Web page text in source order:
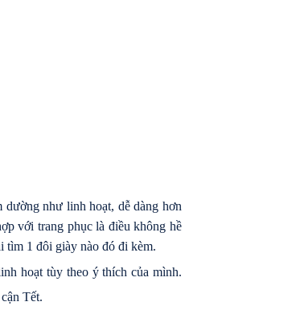
dường như linh hoạt, dễ dàng hơn
với trang phục là điều không hề
tìm 1 đôi giày nào đó đi kèm.
hoạt tùy theo ý thích của mình.
Tết.